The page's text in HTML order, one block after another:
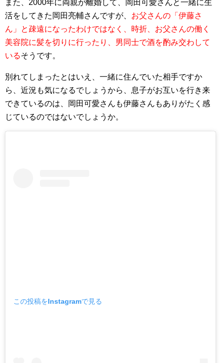
また、 2000年に両親が離婚して、岡田可愛さんと一緒に生
活をしてきた岡田亮輔さんですが、 お父さんの「伊藤さ
ん」と疎遠になったわけではなく、時折、お父さんの働く
美容院に髪を切りに行ったり、男同士で酒を酌み交わして
いるそうです。
別れてしまったとはいえ、一緒に住んでいた相手ですか
ら、近況も気になるでしょうから、息子がお互いを行き来
できているのは、岡田可愛さんも伊藤さんもありがたく感
じているのではないでしょうか。
この投稿をInstagramで見る